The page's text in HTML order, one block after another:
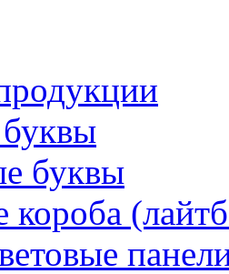
буквы
короба